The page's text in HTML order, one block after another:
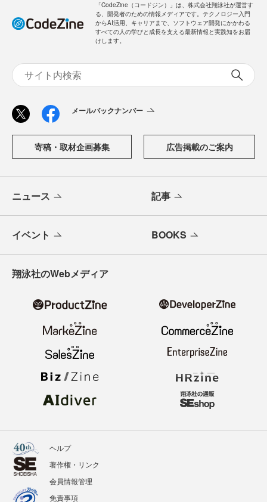
「CodeZine（コードジン）」は、株式会社翔泳社が運営す
る、開発者のための情報メディアです。テクノロジー入門
からAI活用、キャリアまで、ソフトウェア開発にかかわる
すべての人の学びと成長を支える最新情報と実践知をお届
けします。
メールバックナンバー
寄稿・取材企画募集 広告掲載のご案内
ニュース 記事
イベント BOOKS
翔泳社のWebメディア
ヘルプ
著作権・リンク
会員情報管理
免責事項